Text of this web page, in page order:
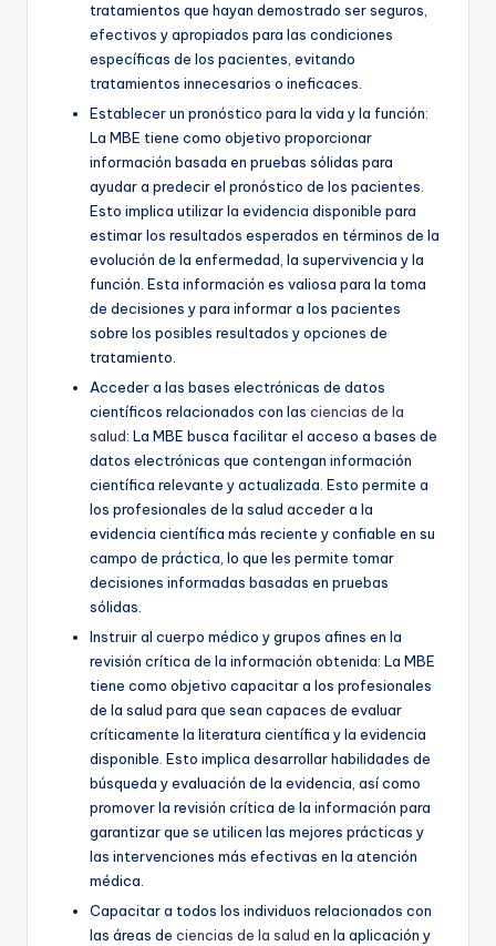
tratamientos que hayan demostrado ser seguros,
efectivos y apropiados para las condiciones
específicas de los pacientes, evitando
tratamientos innecesarios o ineficaces.
Establecer un pronóstico para la vida y la función:
La MBE tiene como objetivo proporcionar
información basada en pruebas sólidas para
ayudar a predecir el pronóstico de los pacientes.
Esto implica utilizar la evidencia disponible para
estimar los resultados esperados en términos de la
evolución de la enfermedad, la supervivencia y la
función. Esta información es valiosa para la toma
de decisiones y para informar a los pacientes
sobre los posibles resultados y opciones de
tratamiento.
Acceder a las bases electrónicas de datos
científicos relacionados con las ciencias de la
salud: La MBE busca facilitar el acceso a bases de
datos electrónicas que contengan información
científica relevante y actualizada. Esto permite a
los profesionales de la salud acceder a la
evidencia científica más reciente y confiable en su
campo de práctica, lo que les permite tomar
decisiones informadas basadas en pruebas
sólidas.
Instruir al cuerpo médico y grupos afines en la
revisión crítica de la información obtenida: La MBE
tiene como objetivo capacitar a los profesionales
de la salud para que sean capaces de evaluar
críticamente la literatura científica y la evidencia
disponible. Esto implica desarrollar habilidades de
búsqueda y evaluación de la evidencia, así como
promover la revisión crítica de la información para
garantizar que se utilicen las mejores prácticas y
las intervenciones más efectivas en la atención
médica.
Capacitar a todos los individuos relacionados con
las áreas de ciencias de la salud en la aplicación y